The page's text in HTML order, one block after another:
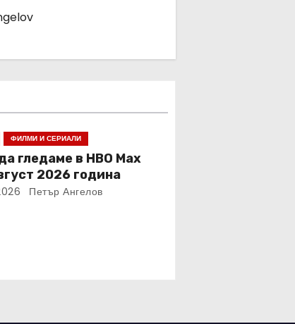
ФИЛМИ И СЕРИАЛИ
гледаме в HBO Max
2026 година
Петър Ангелов